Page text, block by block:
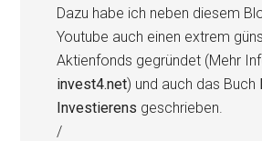
Dazu habe ich neben diesem
Youtube auch einen extrem
Aktienfonds gegründet (Mehr
invest4.net) und auch das Buch
Investierens geschrieben.
/